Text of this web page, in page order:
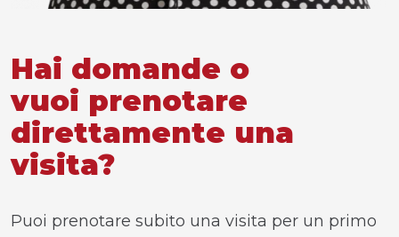
Hai domande o
vuoi prenotare
direttamente una
visita?
Puoi prenotare subito una visita per un primo